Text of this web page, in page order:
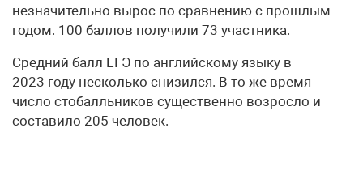
незначительно вырос по сравнению с прошлым
годом. 100 баллов получили 73 участника.
Средний балл ЕГЭ по английскому языку в
2023 году несколько снизился. В то же время
число стобалльников существенно возросло и
составило 205 человек.